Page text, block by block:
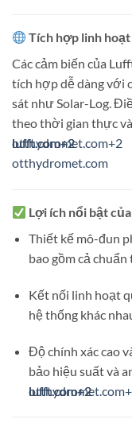
Tích hợp linh
Các cảm biến của
tích hợp dễ dàng với
sát như Solar-Log.
theo thời gian thực
lufft.com+2
lufft.com+2
otthydromet.com+2
otthydromet.com
Lợi ích nổi bật
Thiết kế mô-đun
bao gồm cả
Kết nối linh hoạt
hệ thống khác
Độ chính xác cao
bảo hiệu suất và
otthydromet.com
lufft.com+2
lufft.com+2